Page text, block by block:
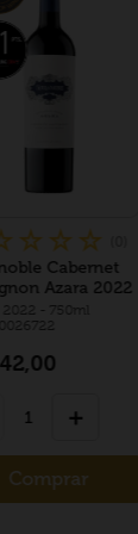
☆ ☆ ☆
Cabernet
Azara 2022
2022 - 750ml
,00
＋
Comprar